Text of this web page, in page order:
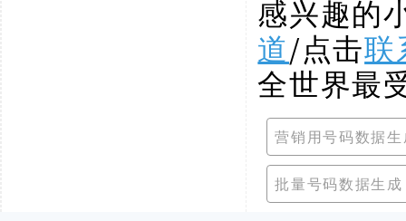
感兴趣的
道/点击联
全世界最
营销用号码数据
批量号码数据生成